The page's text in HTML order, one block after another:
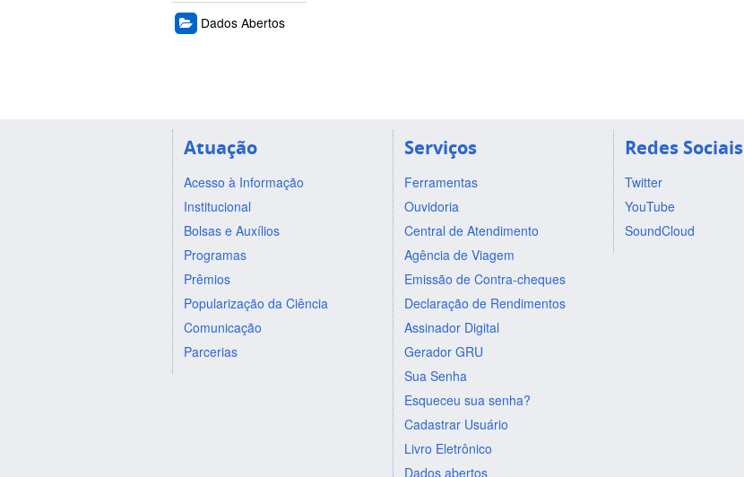
Dados Abertos
Atuação
Acesso à Informação
Institucional
Bolsas e Auxílios
Programas
Prêmios
Popularização da Ciência
Comunicação
Parcerias
Serviços
Ferramentas
Ouvidoria
Central de Atendimento
Agência de Viagem
Emissão de Contra-cheques
Declaração de Rendimentos
Assinador Digital
Gerador GRU
Sua Senha
Esqueceu sua senha?
Cadastrar Usuário
Livro Eletrônico
Dados abertos
Redes Sociais
Twitter
YouTube
SoundCloud